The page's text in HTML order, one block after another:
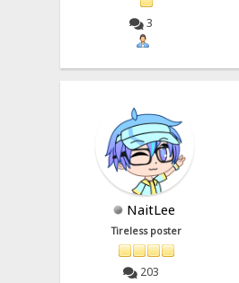
3
NaitLee
Tireless poster
203